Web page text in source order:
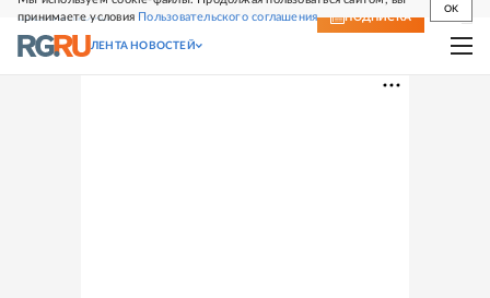
принимаете условия Пользовательского соглашения
OK
СВЕЖИЙ НОМЕР ПОДПИСКА
ЛЕНТА НОВОСТЕЙ